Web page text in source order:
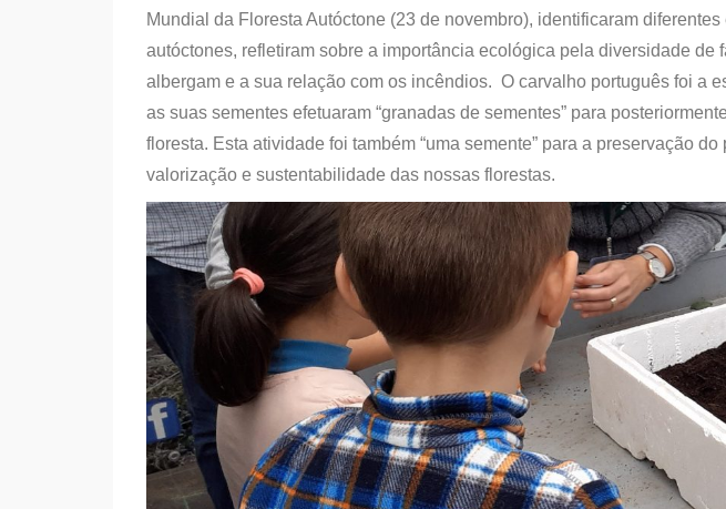
Mundial da Floresta Autóctone (23 de novembro), identificaram
autóctones, refletiram sobre a importância ecológica pela diversidade de
albergam e a sua relação com os incêndios. O carvalho português foi a
as suas sementes efetuaram “granadas de sementes” para
floresta. Esta atividade foi também “uma semente” para a preservação
valorização e sustentabilidade das nossas florestas.